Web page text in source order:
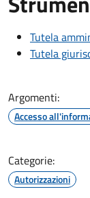
Tutela
Tutela
Argomenti:
Accesso
Categorie:
Autorizzazioni